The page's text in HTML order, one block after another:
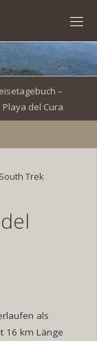
–
Playa del Cura
Trek
als
16 km Länge